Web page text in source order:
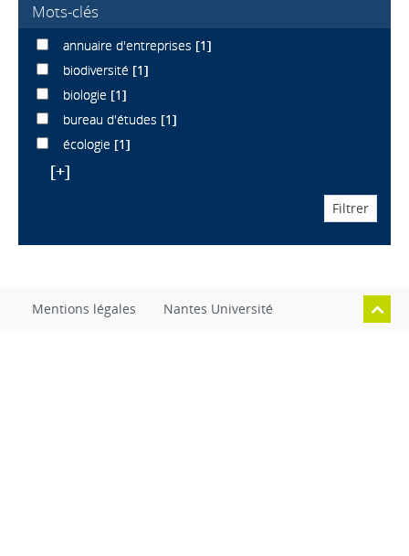
Mots-clés
annuaire d'entreprises [1]
biodiversité [1]
biologie [1]
bureau d'études [1]
écologie [1]
[+]
Mentions légales Nantes Université